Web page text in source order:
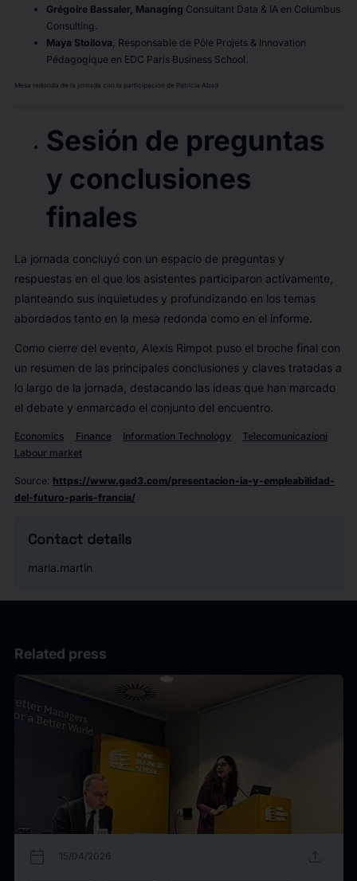
Grégoire Bassaler, Managing Consultant Data & IA en Columbus
Consulting.
Maya Stoilova, Responsable de Pôle Projets & Innovation
Pédagogique en EDC Paris Business School.
Mesa redonda de la jornada con la participación de Patricia Abad
Sesión de preguntas
y conclusiones
finales
La jornada concluyó con un espacio de preguntas y
respuestas en el que los asistentes participaron activamente,
planteando sus inquietudes y profundizando en los temas
abordados tanto en la mesa redonda como en el informe.
Como cierre del evento, Alexis Rimpot puso el broche final con
un resumen de las principales conclusiones y claves tratadas a
lo largo de la jornada, destacando las ideas que han marcado
el debate y enmarcado el conjunto del encuentro.
Economics Finance Information Technology
Telecomunicazioni
Labour market
Source: https://www.gad3.com/presentacion-ia-y-empleabilidad-
del-futuro-paris-francia/
Contact details
maria.martin
Related press
calendar_today 15/04/2026 upload